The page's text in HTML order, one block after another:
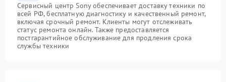
Сервисный центр Sony обеспечивает доставку техники по
всей РФ, бесплатную диагностику и качественный ремонт,
включая срочный ремонт. Клиенты могут отслеживать
статус ремонта онлайн. Также предоставляется
постгарантийное обслуживание для продления срока
службы техники